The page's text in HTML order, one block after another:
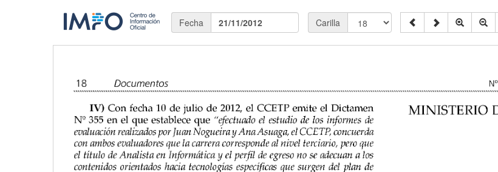
Fecha 21/11/2012 Carilla